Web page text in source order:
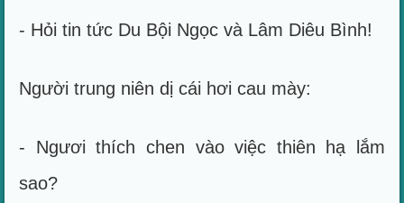
- Hỏi tin tức Du Bội Ngọc và Lâm Diêu Bình!
Người trung niên dị cái hơi cau mày:
- Ngươi thích chen vào việc thiên hạ lắm
sao?